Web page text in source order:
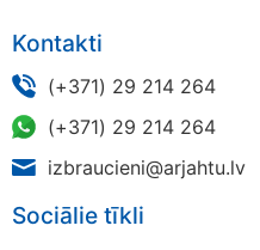
Kontakti
(+371) 29 214 264
(+371) 29 214 264
izbraucieni@arjahtu.lv
Sociālie tīkli